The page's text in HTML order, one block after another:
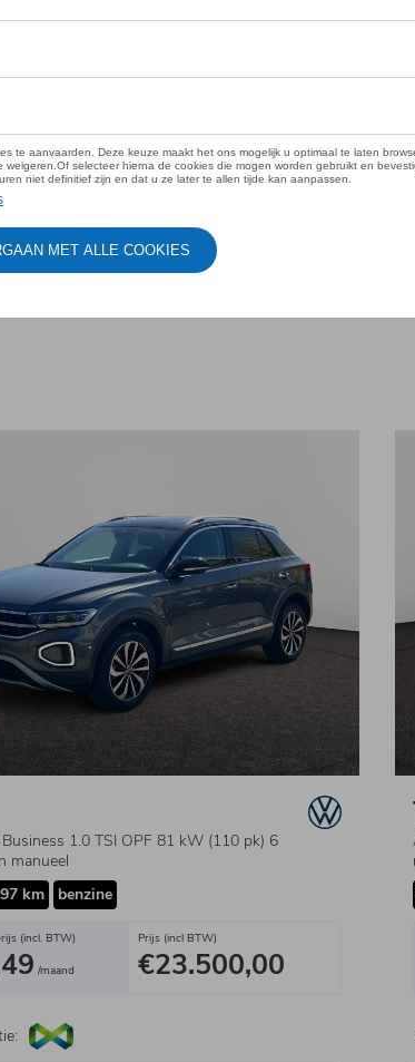
1.0 TSI OPF 81 kW (110 pk) 6
manueel
km benzine
(incl. BTW)
/maand
Prijs (incl BTW)
€23.500,00